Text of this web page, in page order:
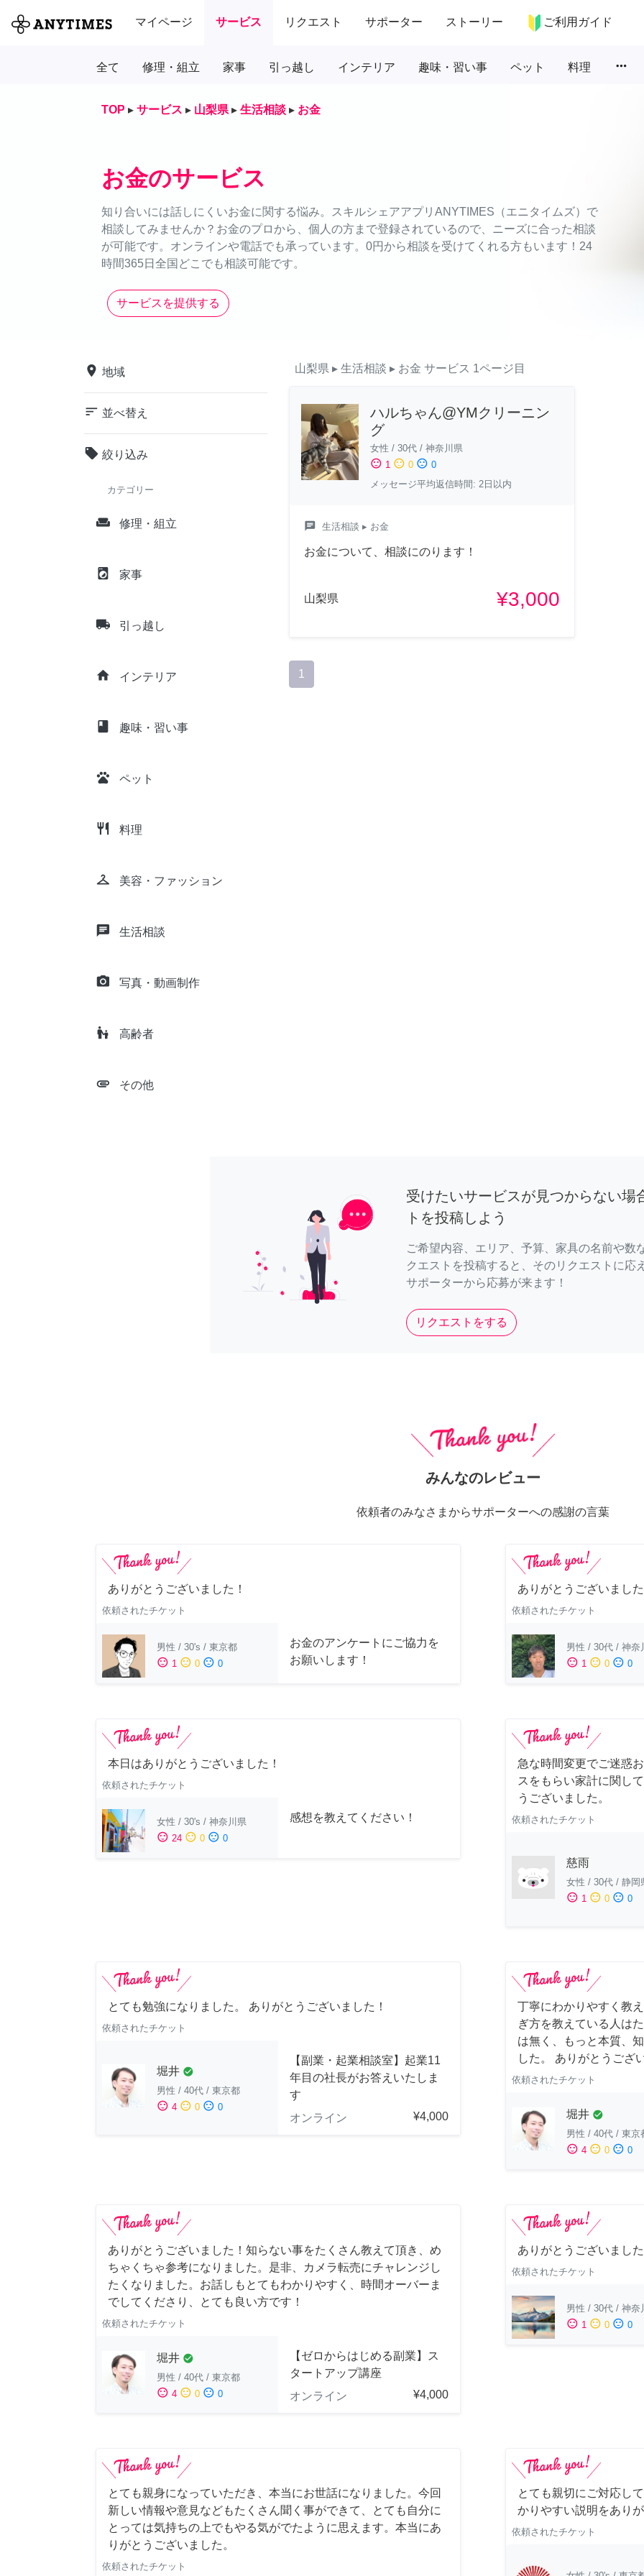
マイページ サービス リクエスト サポーター ストーリー ご利用ガイド
全て 修理・組立 家事 引っ越し インテリア 趣味・習い事 ペット 料理 more_horiz
TOP ▸ サービス ▸ 山梨県 ▸ 生活相談 ▸ お金
お金のサービス
知り合いには話しにくいお金に関する悩み。スキルシェアアプリANYTIMES（エニタイムズ）で
相談してみませんか？お金のプロから、個人の方まで登録されているので、ニーズに合った相談
が可能です。オンラインや電話でも承っています。0円から相談を受けてくれる方もいます！24
時間365日全国どこでも相談可能です。
サービスを提供する
place 地域
sort 並べ替え
local_offer 絞り込み
カテゴリー
weekend 修理・組立
local_laundry_service 家事
local_shipping 引っ越し
home インテリア
class 趣味・習い事
pets ペット
restaurant 料理
checkroom 美容・ファッション
chat 生活相談
camera_alt 写真・動画制作
escalator_warning 高齢者
attachment その他
山梨県 ▸ 生活相談 ▸ お金 サービス 1ページ目
ハルちゃん@YMクリーニン
グ
女性 / 30代 / 神奈川県
sentiment_satisfied 1 sentiment_neutral 0 sentiment_dissatisfied 0
メッセージ平均返信時間: 2日以内
chat 生活相談 ▸ お金
お金について、相談にのります！
山梨県 ¥3,000
1
受けたいサービスが見つからない場
トを投稿しよう
ご希望内容、エリア、予算、家具の名前や数
クエストを投稿すると、そのリクエストに応
サポーターから応募が来ます！
リクエストをする
みんなのレビュー
依頼者のみなさまからサポーターへの感謝の言葉
ありがとうございました！
依頼されたチケット
男性 / 30's / 東京都
sentiment_satisfied 1 sentiment_neutral 0 sentiment_dissatisfied 0
お金のアンケートにご協力を
お願いします！
ありがとうございまし
依頼されたチケット
男性 / 30代 / 神奈
sentiment_satisfied 1 sentiment_neutral 0 sentiment_dissatisfied 0
本日はありがとうございました！
依頼されたチケット
女性 / 30's / 神奈川県
sentiment_satisfied 24 sentiment_neutral 0 sentiment_dissatisfied 0
感想を教えてください！
急な時間変更でご迷惑
スをもらい家計に関し
うございました。
依頼されたチケット
慈雨
女性 / 30代 / 静岡
sentiment_satisfied 1 sentiment_neutral 0 sentiment_dissatisfied 0
とても勉強になりました。 ありがとうございました！
依頼されたチケット
堀井 check_circle
男性 / 40代 / 東京都
sentiment_satisfied 4 sentiment_neutral 0 sentiment_dissatisfied 0
【副業・起業相談室】起業11
年目の社長がお答えいたしま
す
オンライン
¥4,000
丁寧にわかりやすく教
ぎ方を教えている人は
は無く、もっと本質、
した。 ありがとうござ
依頼されたチケット
堀井 check_circle
男性 / 40代 / 東京
sentiment_satisfied 4 sentiment_neutral 0 sentiment_dissatisfied 0
ありがとうございました！知らない事をたくさん教えて頂き、め
ちゃくちゃ参考になりました。是非、カメラ転売にチャレンジし
たくなりました。お話しもとてもわかりやすく、時間オーバーま
でしてくださり、とても良い方です！
依頼されたチケット
堀井 check_circle
男性 / 40代 / 東京都
sentiment_satisfied 4 sentiment_neutral 0 sentiment_dissatisfied 0
【ゼロからはじめる副業】ス
タートアップ講座
オンライン
¥4,000
ありがとうございまし
依頼されたチケット
男性 / 30代 / 神奈
sentiment_satisfied 1 sentiment_neutral 0 sentiment_dissatisfied 0
とても親身になっていただき、本当にお世話になりました。今回
新しい情報や意見などもたくさん聞く事ができて、とても自分に
とっては気持ちの上でもやる気がでたように思えます。本当にあ
りがとうございました。
依頼されたチケット
とても親切にご対応し
かりやすい説明をあり
依頼されたチケット